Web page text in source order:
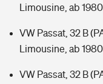
Limousine, ab 1980
VW Passat, 32 B
Limousine, ab 1980
VW Passat, 32 B